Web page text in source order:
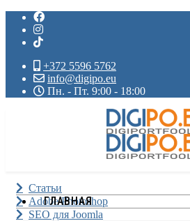
+372 5596 5762
info@digipo.eu
Пн. - Пт. 9:00 - 18:00
ГЛАВНАЯ
Статьи
Adobe Photoshop
SEO для Joomla